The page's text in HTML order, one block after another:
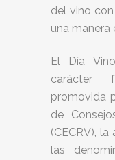
del vino
una manera
El Día
carácter
promovida
de
(CECRV),
las